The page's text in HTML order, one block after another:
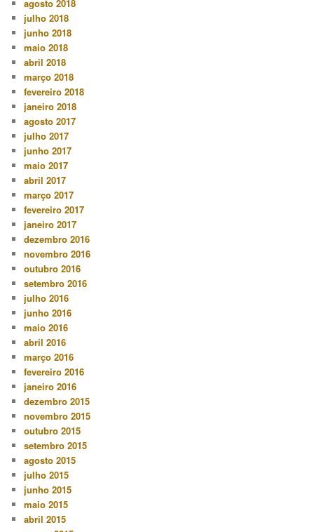
agosto 2018
julho 2018
junho 2018
maio 2018
abril 2018
março 2018
fevereiro 2018
janeiro 2018
agosto 2017
julho 2017
junho 2017
maio 2017
abril 2017
março 2017
fevereiro 2017
janeiro 2017
dezembro 2016
novembro 2016
outubro 2016
setembro 2016
julho 2016
junho 2016
maio 2016
abril 2016
março 2016
fevereiro 2016
janeiro 2016
dezembro 2015
novembro 2015
outubro 2015
setembro 2015
agosto 2015
julho 2015
junho 2015
maio 2015
abril 2015